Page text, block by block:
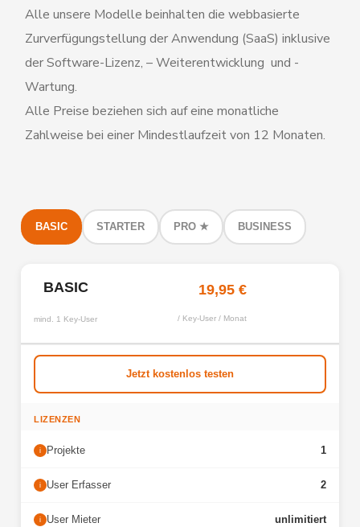
Alle unsere Modelle beinhalten die webbasierte
Zurverfügungstellung der Anwendung (SaaS) inklusive
der Software-Lizenz, – Weiterentwicklung und -
Wartung.
Alle Preise beziehen sich auf eine monatliche
Zahlweise bei einer Mindestlaufzeit von 12 Monaten.
BASIC STARTER PRO ★ BUSINESS
BASIC
mind. 1 Key-User
19,95 €
/ Key-User / Monat
Jetzt kostenlos testen
LIZENZEN
i Projekte 1
i User Erfasser 2
i User Mieter unlimitiert